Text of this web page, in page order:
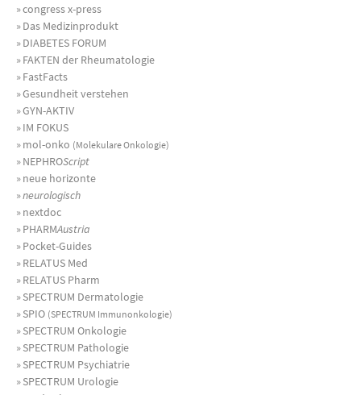
»congress x-press
»Das Medizinprodukt
»DIABETES FORUM
»FAKTEN der Rheumatologie
»FastFacts
»Gesundheit verstehen
»GYN-AKTIV
»IM FOKUS
»mol-onko (Molekulare Onkologie)
»NEPHROScript
»neue horizonte
»neurologisch
»nextdoc
»PHARMAustria
»Pocket-Guides
»RELATUS Med
»RELATUS Pharm
»SPECTRUM Dermatologie
»SPIO (SPECTRUM Immunonkologie)
»SPECTRUM Onkologie
»SPECTRUM Pathologie
»SPECTRUM Psychiatrie
»SPECTRUM Urologie